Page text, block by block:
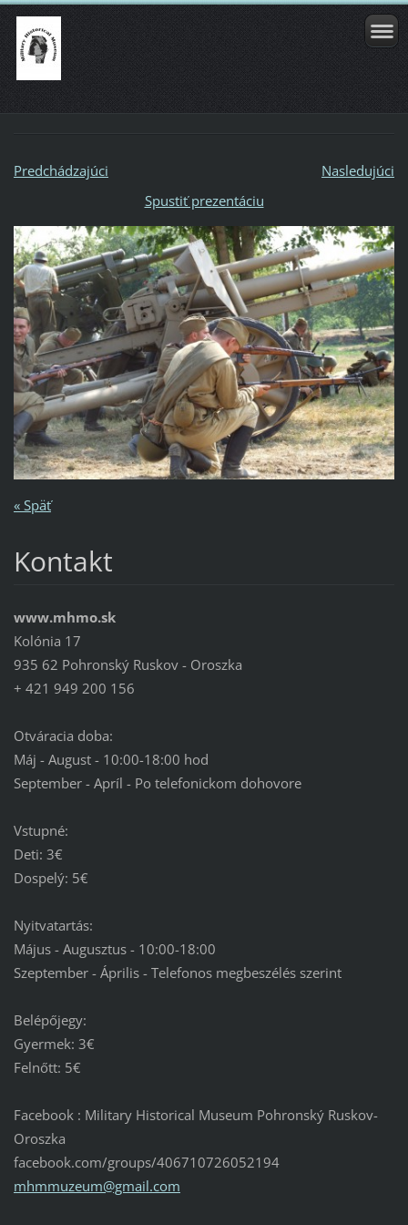
Predchádzajúci
Nasledujúci
Spustiť prezentáciu
« Späť
Kontakt
www.mhmo.sk
Kolónia 17
935 62 Pohronský Ruskov - Oroszka
+ 421 949 200 156
Otváracia doba:
Máj - August - 10:00-18:00 hod
September - Apríl - Po telefonickom dohovore
Vstupné:
Deti: 3€
Dospelý: 5€
Nyitvatartás:
Május - Augusztus - 10:00-18:00
Szeptember - Április - Telefonos megbeszélés szerint
Belépőjegy:
Gyermek: 3€
Felnőtt: 5€
Facebook : Military Historical Museum Pohronský Ruskov-
Oroszka
facebook.com/groups/406710726052194
mhmmuzeum@gmail.com